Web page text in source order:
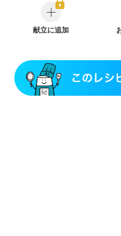
CKD（ステージ１）
CKD
CKD（ステージ３a）
乳
乳がん（ホルモン療法中）
骨粗しょう症
フレイル（年齢に合わせた
ニキビ・肌荒れ
献立に追加